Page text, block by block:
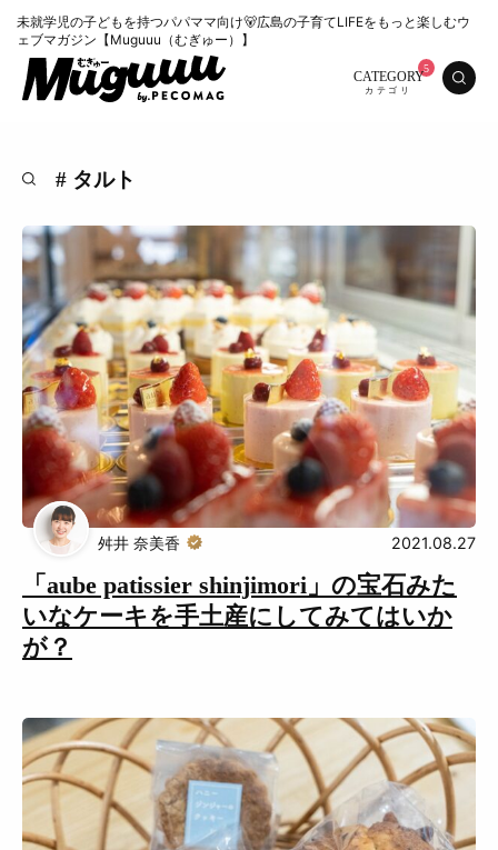
未就学児の子どもを持つパパママ向け🐻広島の子育てLIFEをもっと楽しむウ
ェブマガジン【Muguuu（むぎゅー）】
CATEGORY
特集 くらし
おいしい お知らせ
おでかけ
Muguuuとは 運営会社
広告掲載について プライバシーポリシー
インフォマティブデータポリシ
お問合せ
# タルト
「aube patissier shinjimori」の宝石みた
いなケーキを手土産にしてみてはいか
が？
舛井 奈美香 2021.08.27